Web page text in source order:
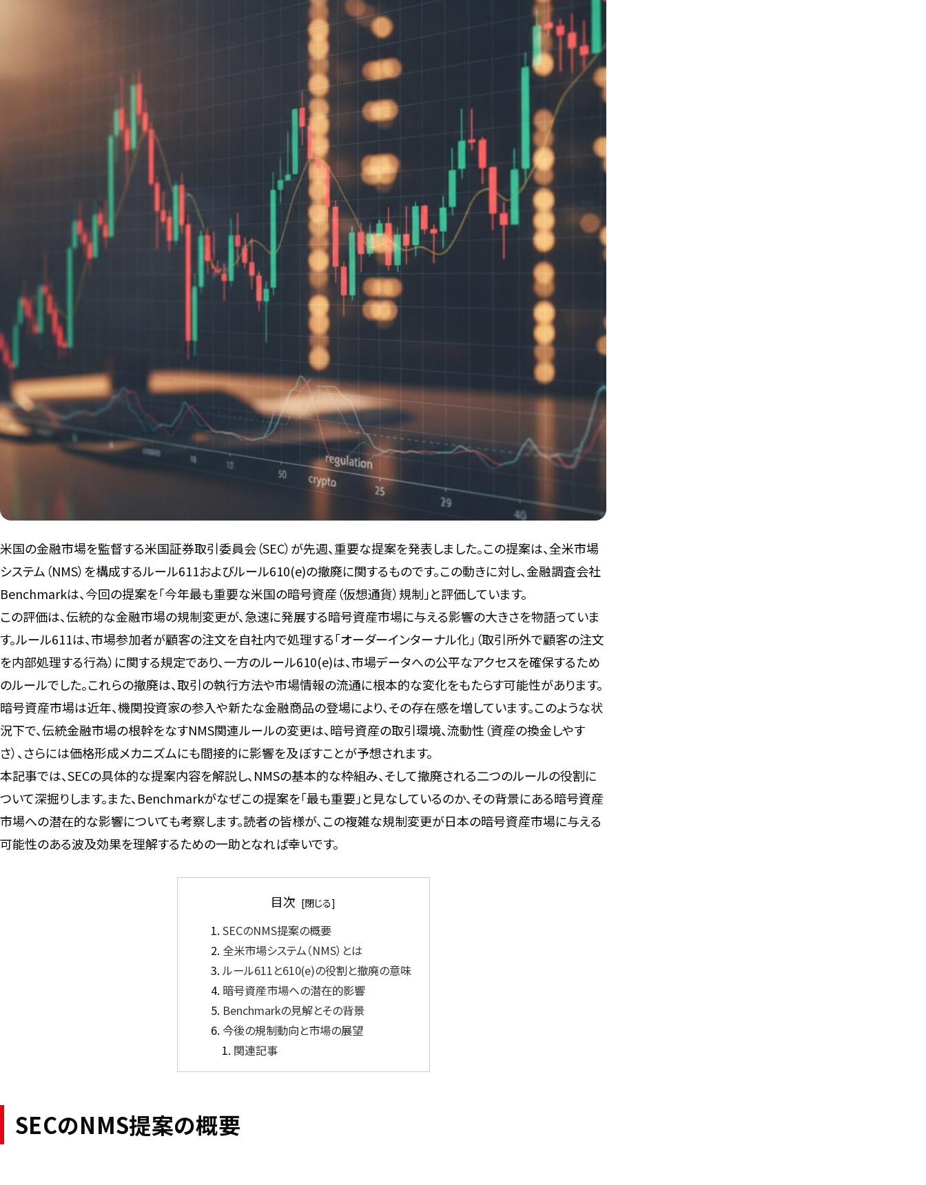
米国の金融市場を監督する米国証券取引委員会（SEC）が先週、重要な提案を発表しました。この提案は、全米市場
システム（NMS）を構成するルール611およびルール610(e)の撤廃に関するものです。この動きに対し、金融調査会社
Benchmarkは、今回の提案を「今年最も重要な米国の暗号資産（仮想通貨）規制」と評価しています。
この評価は、伝統的な金融市場の規制変更が、急速に発展する暗号資産市場に与える影響の大きさを物語っていま
す。ルール611は、市場参加者が顧客の注文を自社内で処理する「オーダーインターナル化」（取引所外で顧客の注文
を内部処理する行為）に関する規定であり、一方のルール610(e)は、市場データへの公平なアクセスを確保するため
のルールでした。これらの撤廃は、取引の執行方法や市場情報の流通に根本的な変化をもたらす可能性があります。
暗号資産市場は近年、機関投資家の参入や新たな金融商品の登場により、その存在感を増しています。このような状
況下で、伝統金融市場の根幹をなすNMS関連ルールの変更は、暗号資産の取引環境、流動性（資産の換金しやす
さ）、さらには価格形成メカニズムにも間接的に影響を及ぼすことが予想されます。
本記事では、SECの具体的な提案内容を解説し、NMSの基本的な枠組み、そして撤廃される二つのルールの役割に
ついて深掘りします。また、Benchmarkがなぜこの提案を「最も重要」と見なしているのか、その背景にある暗号資産
市場への潜在的な影響についても考察します。読者の皆様が、この複雑な規制変更が日本の暗号資産市場に与える
可能性のある波及効果を理解するための一助となれば幸いです。
目次
SECのNMS提案の概要
全米市場システム（NMS）とは
ルール611と610(e)の役割と撤廃の意味
暗号資産市場への潜在的影響
Benchmarkの見解とその背景
今後の規制動向と市場の展望
関連記事
SECのNMS提案の概要